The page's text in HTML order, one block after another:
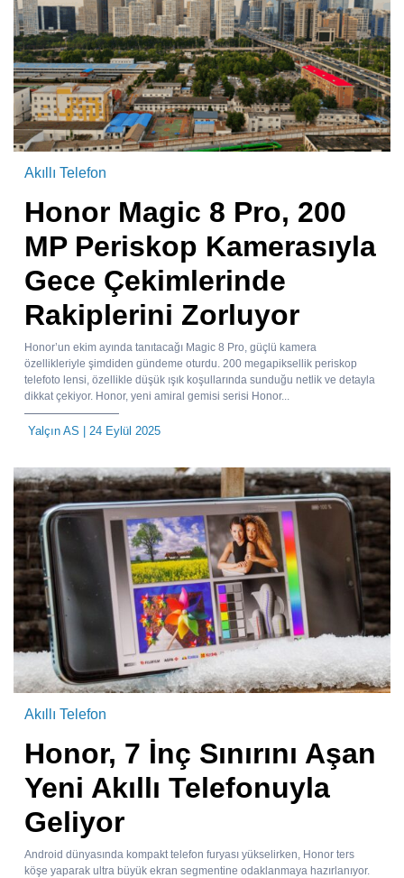
Akıllı Telefon
Honor Magic 8 Pro, 200
MP Periskop Kamerasıyla
Gece Çekimlerinde
Rakiplerini Zorluyor
Honor’un ekim ayında tanıtacağı Magic 8 Pro, güçlü kamera
özellikleriyle şimdiden gündeme oturdu. 200 megapiksellik periskop
telefoto lensi, özellikle düşük ışık koşullarında sunduğu netlik ve detayla
dikkat çekiyor. Honor, yeni amiral gemisi serisi Honor...
Yalçın AS | 24 Eylül 2025
Akıllı Telefon
Honor, 7 İnç Sınırını Aşan
Yeni Akıllı Telefonuyla
Geliyor
Android dünyasında kompakt telefon furyası yükselirken, Honor ters
köşe yaparak ultra büyük ekran segmentine odaklanmaya hazırlanıyor.